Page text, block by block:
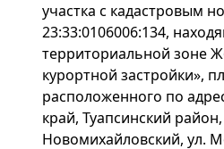
участка с кадастровым
23:33:0106006:134,
территориальной зоне
курортной застройки»,
расположенного по
край, Туапсинский район,
Новомихайловский, ул.